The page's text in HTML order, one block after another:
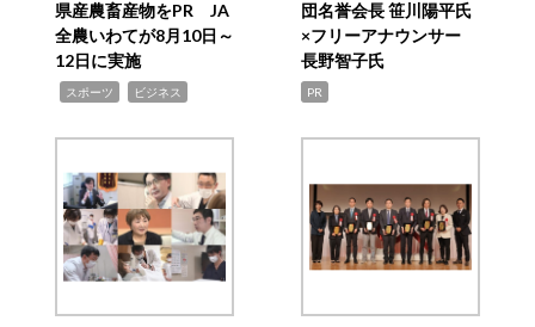
県産農畜産物をPR JA
全農いわてが8月10日～
12日に実施
スポーツ ビジネス
団名誉会長 笹川陽平氏
×フリーアナウンサー
長野智子氏
PR